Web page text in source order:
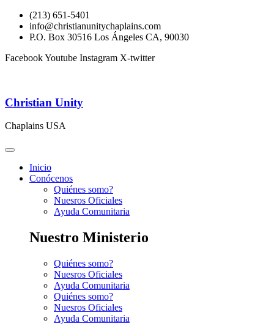
(213) 651-5401
info@christianunitychaplains.com
P.O. Box 30516 Los Ángeles CA, 90030
FacebookYoutube Instagram X-twitter
Christian Unity
Chaplains USA
Inicio
Conócenos
Quiénes somo?
Nuesros Oficiales
Ayuda Comunitaria
Nuestro Ministerio
Quiénes somo?
Nuesros Oficiales
Ayuda Comunitaria
Quiénes somo?
Nuesros Oficiales
Ayuda Comunitaria